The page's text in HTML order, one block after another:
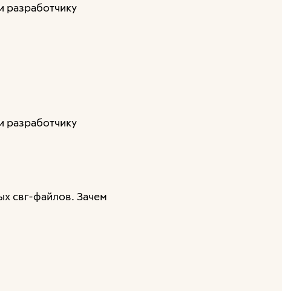
разработчику
разработчику
свг-файлов. Зачем